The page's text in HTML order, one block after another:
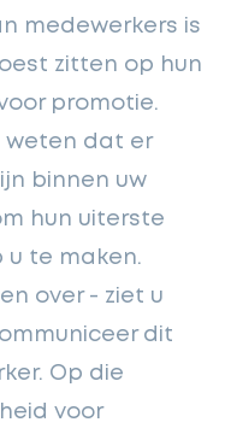
medewerkers is
zitten op hun
promotie.
weten dat er
binnen uw
hun uiterste
u te maken.
over - ziet u
dit
Op die
voor